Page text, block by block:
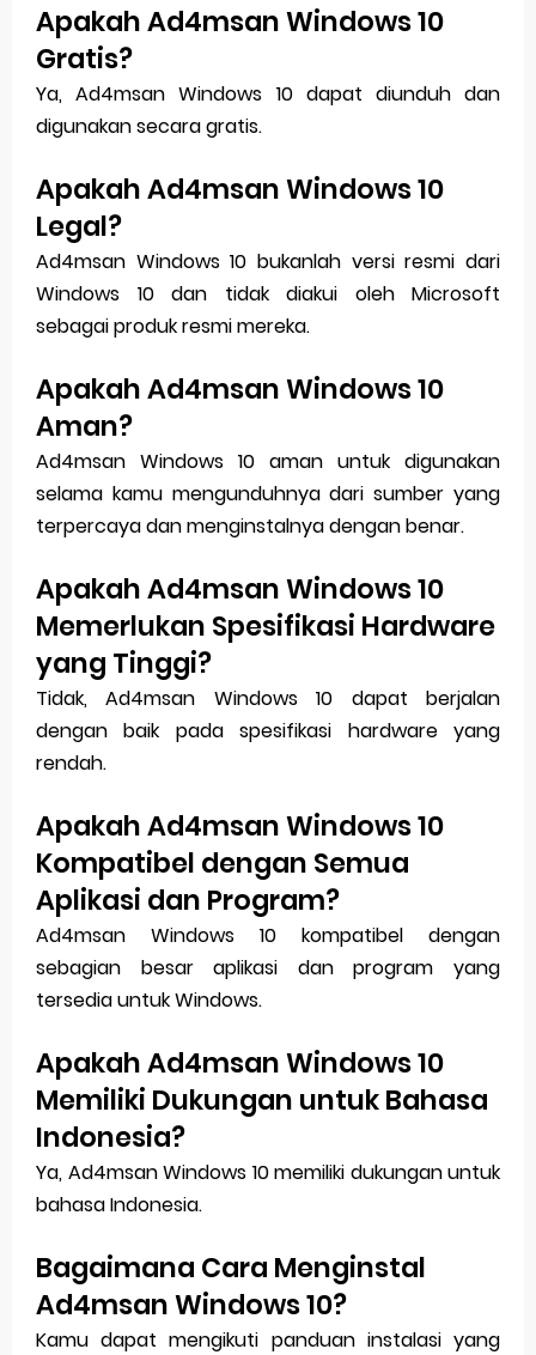
Apakah Ad4msan Windows 10
Gratis?
Ya, Ad4msan Windows 10 dapat diunduh dan
digunakan secara gratis.
Apakah Ad4msan Windows 10
Legal?
Ad4msan Windows 10 bukanlah versi resmi dari
Windows 10 dan tidak diakui oleh Microsoft
sebagai produk resmi mereka.
Apakah Ad4msan Windows 10
Aman?
Ad4msan Windows 10 aman untuk digunakan
selama kamu mengunduhnya dari sumber yang
terpercaya dan menginstalnya dengan benar.
Apakah Ad4msan Windows 10
Memerlukan Spesifikasi Hardware
yang Tinggi?
Tidak, Ad4msan Windows 10 dapat berjalan
dengan baik pada spesifikasi hardware yang
rendah.
Apakah Ad4msan Windows 10
Kompatibel dengan Semua
Aplikasi dan Program?
Ad4msan Windows 10 kompatibel dengan
sebagian besar aplikasi dan program yang
tersedia untuk Windows.
Apakah Ad4msan Windows 10
Memiliki Dukungan untuk Bahasa
Indonesia?
Ya, Ad4msan Windows 10 memiliki dukungan untuk
bahasa Indonesia.
Bagaimana Cara Menginstal
Ad4msan Windows 10?
Kamu dapat mengikuti panduan instalasi yang